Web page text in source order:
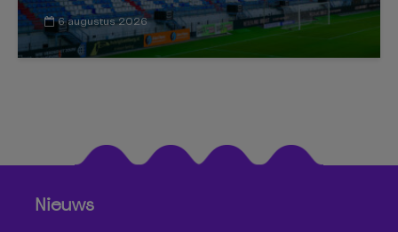
6 augustus 2026
Nieuws